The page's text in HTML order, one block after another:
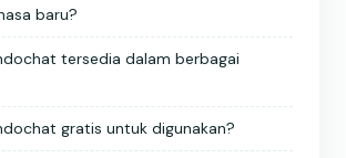
baru?
tersedia dalam berbagai
gratis untuk digunakan?